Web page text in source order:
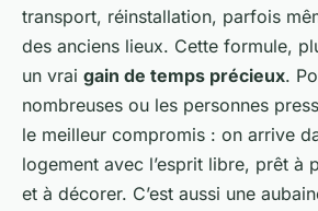
transport, réinstallation, parfois
des anciens lieux. Cette formule,
un vrai gain de temps précieux.
nombreuses ou les personnes
le meilleur compromis : on arrive
logement avec l’esprit libre, prêt à
et à décorer. C’est aussi une